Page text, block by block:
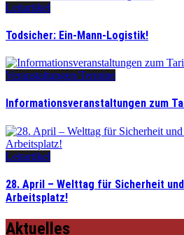
Leitartikel
Todsicher: Ein-Mann-Logistik!
Veranstaltungen/Termine
Informationsveranstaltungen zum
Leitartikel
28. April – Welttag für Sicherheit
Arbeitsplatz!
Aktuelles